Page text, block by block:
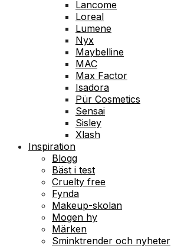
Lancome
Loreal
Lumene
Nyx
Maybelline
MAC
Max Factor
Isadora
Pür Cosmetics
Sensai
Sisley
Xlash
Inspiration
Blogg
Bäst i test
Cruelty free
Fynda
Makeup-skolan
Mogen hy
Märken
Sminktrender och nyheter